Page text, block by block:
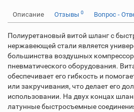
Описание Отзывы 0 Вопрос -
Полиуретановый витой шланг с
нержавеющей стали является
большинства воздушных
пневматического оборудования.
обеспечивает его гибкость и
или закручивания, что делает его
использовании. На двух концах
латунные быстросъемные